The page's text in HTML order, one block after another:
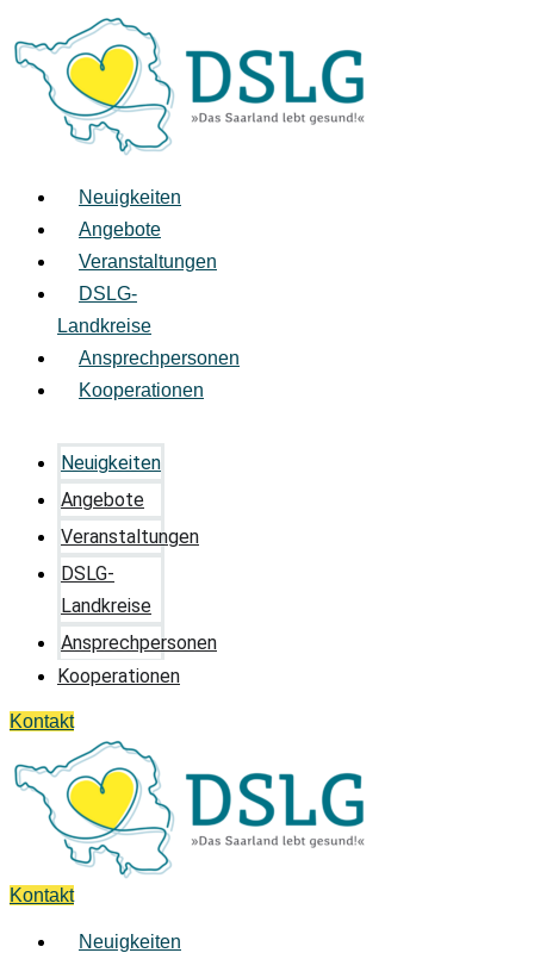
Inhalt
springen
Neuigkeiten
Angebote
Veranstaltungen
DSLG-
Landkreise
Ansprechpersonen
Kooperationen
Neuigkeiten
Angebote
Veranstaltungen
DSLG-
Landkreise
Ansprechpersonen
Kooperationen
Kontakt
Kontakt
Neuigkeiten